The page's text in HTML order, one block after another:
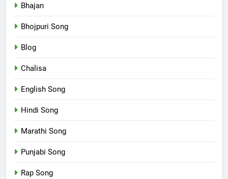
Bhajan
Bhojpuri Song
Blog
Chalisa
English Song
Hindi Song
Marathi Song
Punjabi Song
Rap Song